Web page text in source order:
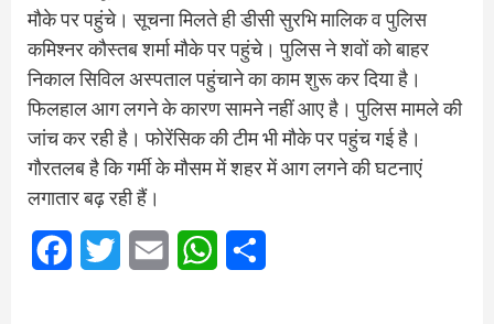
मौके पर पहुंचे। सूचना मिलते ही डीसी सुरभि मालिक व पुलिस
कमिश्नर कौस्तब शर्मा मौके पर पहुंचे। पुलिस ने शवों को बाहर
निकाल सिविल अस्पताल पहुंचाने का काम शुरू कर दिया है।
फिलहाल आग लगने के कारण सामने नहीं आए है। पुलिस मामले की
जांच कर रही है। फोरेंसिक की टीम भी मौके पर पहुंच गई है।
गाैरतलब है कि गर्मी के माैसम में शहर में आग लगने की घटनाएं
लगातार बढ़ रही हैं।
FacebookTwitter Email WhatsApp